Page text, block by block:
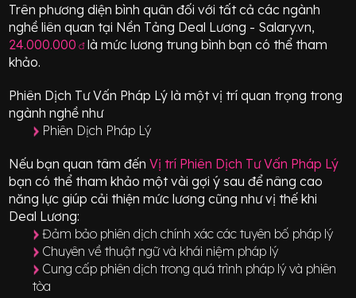
Trên phương diện bình quân đối với tất cả các ngành
nghề liên quan tại Nền Tảng Deal Lương - Salary.vn,
24.000.000 đlà mức lương trung bình bạn có thể tham
khảo.
Phiên Dịch Tư Vấn Pháp Lý là một vị tríquan trọng trong
ngành nghề như
Phiên Dịch Pháp Lý
Nếu bạn quan tâm đến Vị trí Phiên Dịch Tư Vấn Pháp Lý
bạn có thể tham khảo một vài gợi ý sau để nâng cao
năng lực giúp cải thiện mức lương cũng như vị thế khi
Deal Lương:
Đảm bảo phiên dịch chính xác các tuyên bố pháp lý
Chuyên về thuật ngữ và khái niệm pháp lý
Cung cấp phiên dịch trong quá trình pháp lý và phiên
tòa